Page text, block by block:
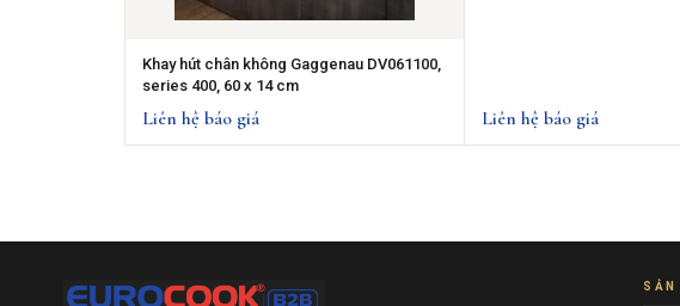
Khay hút chân không Gaggenau DV061100,
series 400, 60 x 14 cm
Liên hệ báo giá Liên hệ báo giá
SẢN